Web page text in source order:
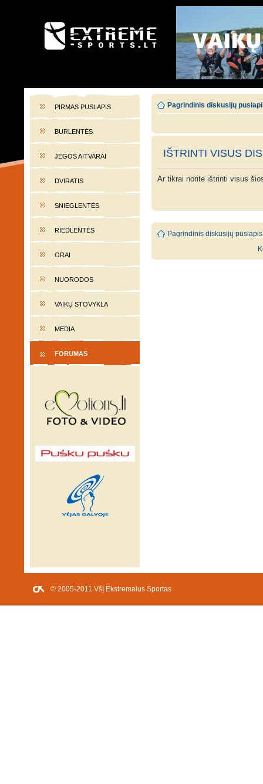
EXTREME-SPORTS.LT
PIRMAS PUSLAPIS
BURLENTĖS
JĖGOS AITVARAI
DVIRATIS
SNIEGLENTĖS
RIEDLENTĖS
ORAI
NUORODOS
VAIKŲ STOVYKLA
MEDIA
FORUMAS
Pagrindinis diskusijų
IŠTRINTI VISUS
Ar tikrai norite ištrinti visus
Pagrindinis diskusijų puslapis
© 2005-2011 VšĮ Ekstremalus Sportas